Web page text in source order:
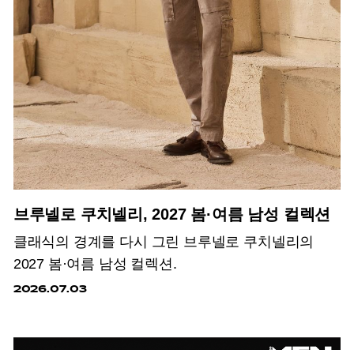
브루넬로 쿠치넬리, 2027 봄·여름 남성 컬렉션
클래식의 경계를 다시 그린 브루넬로 쿠치넬리의
2027 봄·여름 남성 컬렉션.
2026.07.03